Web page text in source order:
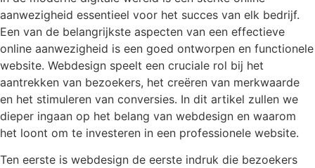
aanwezigheid essentieel voor het succes van elk bedrijf.
Een van de belangrijkste aspecten van een effectieve
online aanwezigheid is een goed ontworpen en functionele
website. Webdesign speelt een cruciale rol bij het
aantrekken van bezoekers, het creëren van merkwaarde
en het stimuleren van conversies. In dit artikel zullen we
dieper ingaan op het belang van webdesign en waarom
het loont om te investeren in een professionele website.
Ten eerste is webdesign de eerste indruk die bezoekers